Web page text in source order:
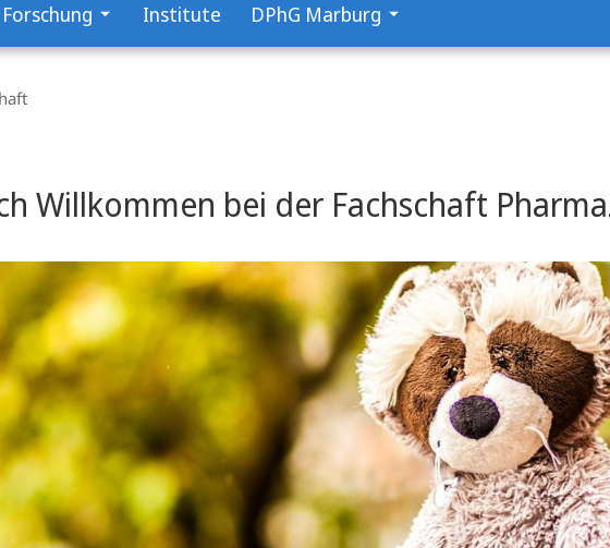
Forschung Institute DPhG Marburg
Willkommen bei der Fachschaft